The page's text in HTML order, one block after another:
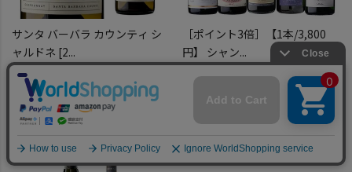
サンタ バーバラ カウンティ シ
ャルドネ [2...
5,170
［ポイント3倍］【1本/3,800
円】 シャン...
18,999